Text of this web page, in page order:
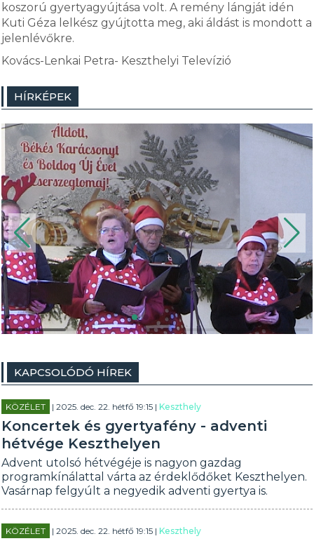
koszorú gyertyagyújtása volt. A remény lángját idén
Kuti Géza lelkész gyújtotta meg, aki áldást is mondott a
jelenlévőkre.
Kovács-Lenkai Petra- Keszthelyi Televízió
HÍRKÉPEK
KAPCSOLÓDÓ HÍREK
KÖZÉLET | 2025. dec. 22. hétfő 19:15 |Keszthely
Koncertek és gyertyafény - adventi
hétvége Keszthelyen
Advent utolsó hétvégéje is nagyon gazdag
programkínálattal várta az érdeklődőket Keszthelyen.
Vasárnap felgyúlt a negyedik adventi gyertya is.
KÖZÉLET | 2025. dec. 22. hétfő 19:15 |Keszthely